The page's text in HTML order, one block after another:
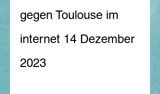
gegen Toulouse im
internet 14 Dezember
2023